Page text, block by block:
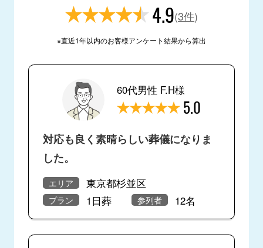
4.9(3件)
※直近1年以内のお客様アンケート結果から算出
60代男性 F.H様
5.0
対応も良く素晴らしい葬儀になりま
した。
エリア 東京都杉並区
プラン 1日葬 参列者 12名